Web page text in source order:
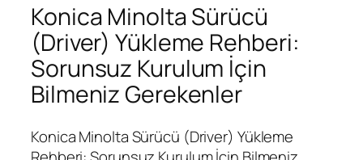
Konica Minolta Sürücü
(Driver) Yükleme Rehberi:
Sorunsuz Kurulum İçin
Bilmeniz Gerekenler
Konica Minolta Sürücü (Driver) Yükleme